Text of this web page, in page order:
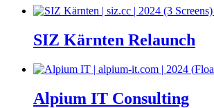
SIZ Kärnten Relaunch
Alpium IT Consulting